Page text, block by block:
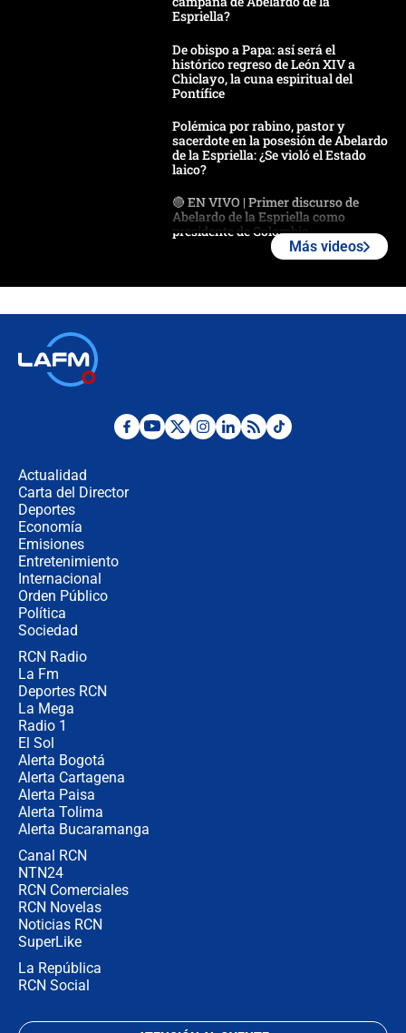
Espriella?
De obispo a Papa: así será el
histórico regreso de León XIV a
Chiclayo, la cuna espiritual del
Pontífice
Polémica por rabino, pastor y
sacerdote en la posesión de Abelardo
de la Espriella: ¿Se violó el Estado
laico?
🔴 EN VIVO | Primer discurso de
Abelardo de la Espriella como
presidente de Colombia
Desde dermatitis hasta infecciones:
Más videos
Actualidad
Carta del Director
Deportes
Economía
Emisiones
Entretenimiento
Internacional
Orden Público
Política
Sociedad
RCN Radio
La Fm
Deportes RCN
La Mega
Radio 1
El Sol
Alerta Bogotá
Alerta Cartagena
Alerta Paisa
Alerta Tolima
Alerta Bucaramanga
Canal RCN
NTN24
RCN Comerciales
RCN Novelas
Noticias RCN
SuperLike
La República
RCN Social